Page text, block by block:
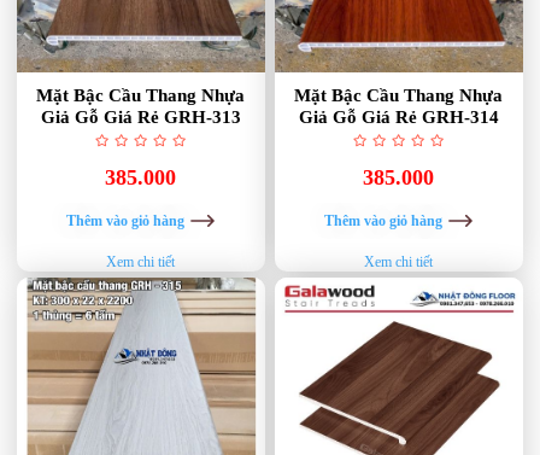
Mặt Bậc Cầu Thang Nhựa
Giả Gỗ Giá Rẻ GRH-313
385.000
Thêm vào giỏ hàng
Xem chi tiết
Mặt Bậc Cầu Thang Nhựa
Giả Gỗ Giá Rẻ GRH-314
385.000
Thêm vào giỏ hàng
Xem chi tiết